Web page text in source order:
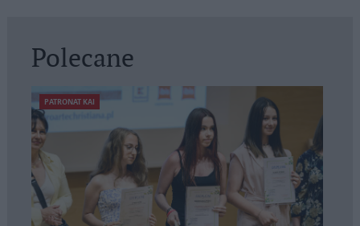
Polecane
PATRONAT KAI